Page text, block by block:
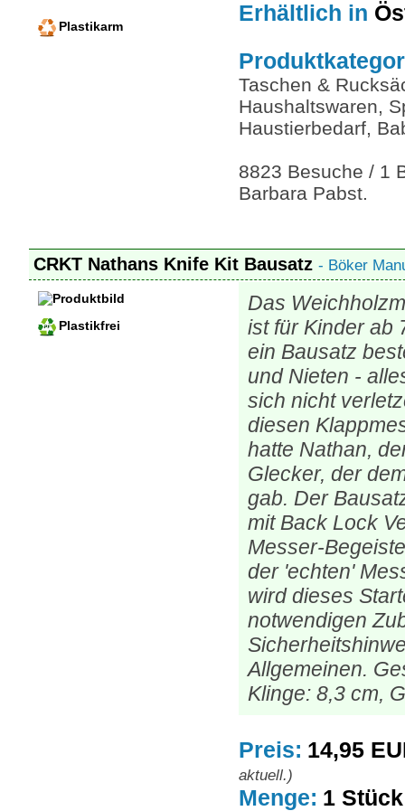
Plastikarm
Erhältlich in
Taschen &
Haushaltswaren,
Haustierbedarf,
8823 Besuche / 1
Barbara Pabst.
CRKT Nathans Knife Kit Bausatz - Böker
Plastikfrei
Das
ist für Kinder ab
ein Bausatz
und Nieten -
sich nicht
diesen
hatte Nathan,
Glecker, der
gab. Der
mit Back Lock
Messer-
der 'echten'
wird dieses
notwendigen
Allgemeinen.
Klinge: 8,3 cm,
Preis: 14,95
aktuell.)
Menge: 1 Stück